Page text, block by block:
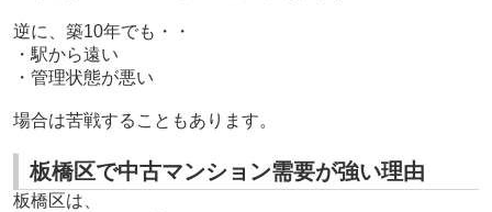
逆に、築10年でも・・
・駅から遠い
・管理状態が悪い
場合は苦戦することもあります。
板橋区で中古マンション需要が強い理由
板橋区は、